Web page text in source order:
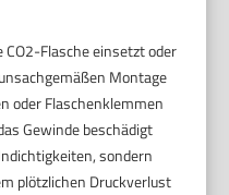
Flasche einsetzt oder
Montage
oder Flaschenklemmen
Gewinde beschädigt
sondern
plötzlichen Druckverlust